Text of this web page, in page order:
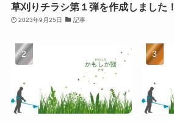
草刈りチラシ第１弾を作成しました！
2023年9月25日 記事